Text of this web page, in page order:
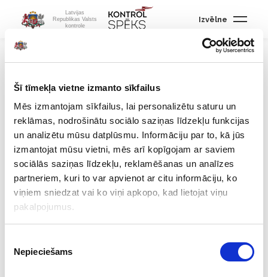
Šī tīmekļa vietne izmanto sīkfailus
Mēs izmantojam sīkfailus, lai personalizētu saturu un
reklāmas, nodrošinātu sociālo saziņas līdzekļu funkcijas
un analizētu mūsu datplūsmu. Informāciju par to, kā jūs
izmantojat mūsu vietni, mēs arī kopīgojam ar saviem
sociālās saziņas līdzekļu, reklamēšanas un analīzes
partneriem, kuri to var apvienot ar citu informāciju, ko
viņiem sniedzat vai ko viņi apkopo, kad lietojat viņu
pakalpojumus.
izvēle
Nepieciešams
Latvijas
Republikas Valsts
kontrole
Izvēlne
Valsts kontroles
jaunā stratēģija
Valsts kontroles jaunajā darbības stratēģijā nākamajiem četriem
gadiem (2022– 2025)viens no izvirzītajiem mērķiem ir revīzijās
vairāk vērtēt lietderības jeb snieguma aspektu: vai valsts līdzekļi
izmantoti pietiekami ekonomiski un vai ar valsts
pakalpojumiem sasniegts pietiekami labs rezultāts? Mērķis ir arī
stiprināt revīziju ietekmi, kas paredz efektīvāku sadarbību ar
arī lielāku iedzīvotāju iesaisti. Tāpat paredzēts turpināt un
stiprināt Valsts kontroles darbu starptautiski.